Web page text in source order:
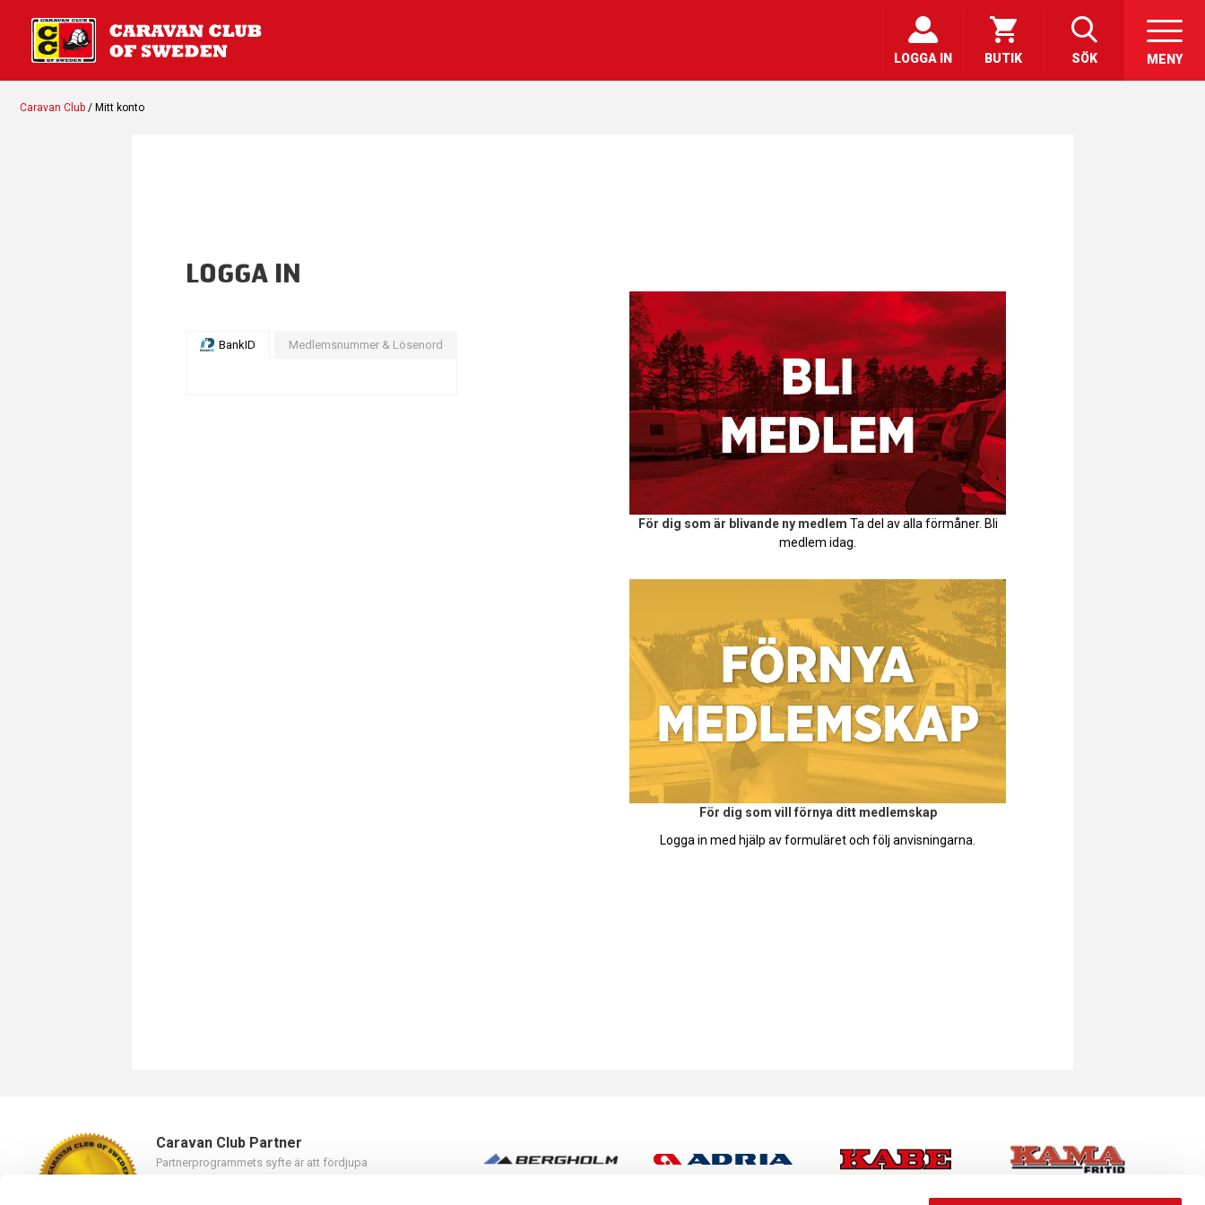
LOGGA IN BUTIK SÖK MENY
Caravan Club / Mitt konto
LOGGA IN
BankID Medlemsnummer & Lösenord
För dig som är blivande ny medlem Ta del av alla förmåner. Bli
medlem idag.
För dig som vill förnya ditt medlemskap
Logga in med hjälp av formuläret och följ anvisningarna.
Caravan Club Partner
Partnerprogrammets syfte är att fördjupa